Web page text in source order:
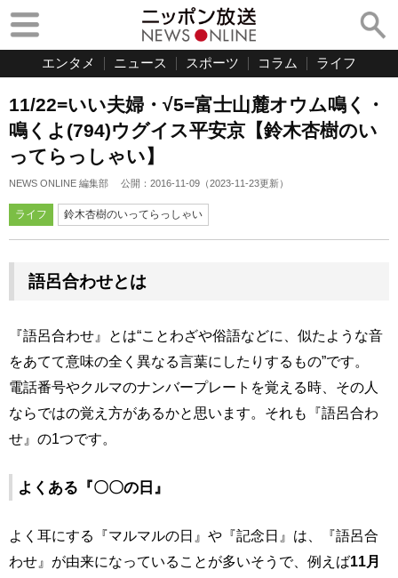
エンタメ ニュース スポーツ コラム ライフ
11/22=いい夫婦・√5=富士山麓オウム鳴く・
鳴くよ(794)ウグイス平安京【鈴木杏樹のい
ってらっしゃい】
NEWS ONLINE 編集部 公開： 2016-11-09 （2023-11-23更新）
ライフ 鈴木杏樹のいってらっしゃい
語呂合わせとは
『語呂合わせ』とは“ことわざや俗語などに、似たような音
をあてて意味の全く異なる言葉にしたりするもの”です。
電話番号やクルマのナンバープレートを覚える時、その人
ならではの覚え方があるかと思います。それも『語呂合わ
せ』の1つです。
よくある『〇〇の日』
よく耳にする『マルマルの日』や『記念日』は、『語呂合
わせ』が由来になっていることが多いそうで、例えば11月